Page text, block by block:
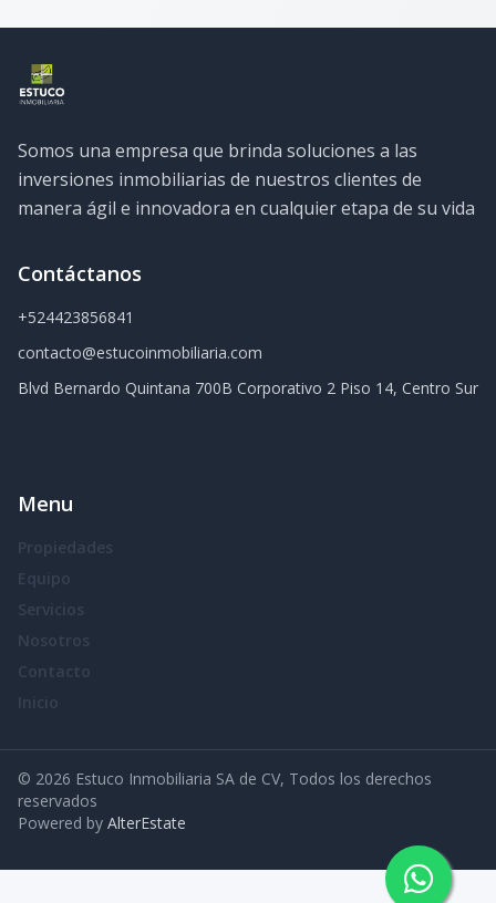
Somos una empresa que brinda soluciones a las
inversiones inmobiliarias de nuestros clientes de
manera ágil e innovadora en cualquier etapa de su vida
Contáctanos
+524423856841
contacto@estucoinmobiliaria.com
Blvd Bernardo Quintana 700B Corporativo 2 Piso 14, Centro Sur
Menu
Propiedades
Equipo
Servicios
Nosotros
Contacto
Inicio
© 2026 Estuco Inmobiliaria SA de CV, Todos los derechos
reservados
Powered by AlterEstate